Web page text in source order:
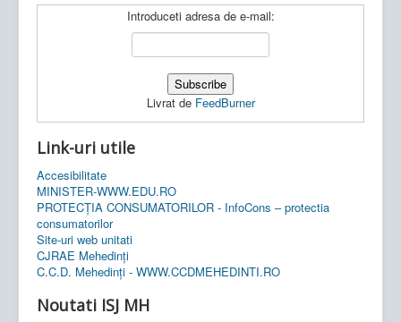
Introduceti adresa de e-mail:
Livrat de FeedBurner
Link-uri utile
Accesibilitate
MINISTER-WWW.EDU.RO
PROTECȚIA CONSUMATORILOR - InfoCons – protectia
consumatorilor
Site-uri web unitati
CJRAE Mehedinți
C.C.D. Mehedinţi - WWW.CCDMEHEDINTI.RO
Noutati ISJ MH